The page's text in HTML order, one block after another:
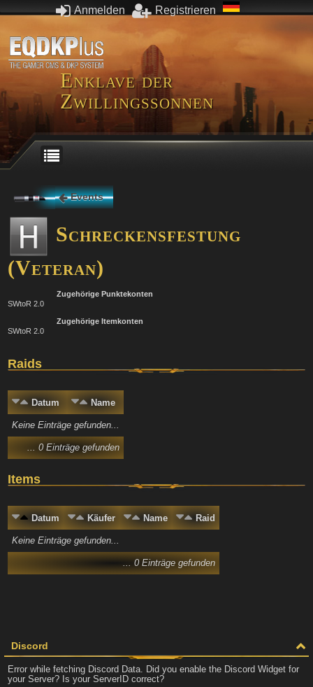
Anmelden Registrieren
Enklave der
Zwillingssonnen
Discord
Error while fetching Discord Data. Did you enable the Discord Widget for
your Server? Is your ServerID correct?
Events
Schreckensfestung
(Veteran)
Zugehörige Punktekonten
SWtoR 2.0
Zugehörige Itemkonten
SWtoR 2.0
Raids
Datum Name
Keine Einträge gefunden...
... 0 Einträge gefunden
Items
Datum Käufer Name Raid
Keine Einträge gefunden...
... 0 Einträge gefunden